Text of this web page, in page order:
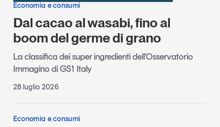
Economia e consumi
Dal cacao al wasabi, fino al
boom del germe di grano
La classifica dei super ingredienti dell’Osservatorio
Immagino di GS1 Italy
28 luglio 2026
Economia e consumi